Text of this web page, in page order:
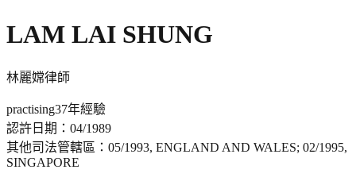
LAM LAI SHUNG
林麗嫦律師
practising37年經驗
認許日期： 04/1989
其他司法管轄區： 05/1993, ENGLAND AND WALES; 02/1995,
SINGAPORE